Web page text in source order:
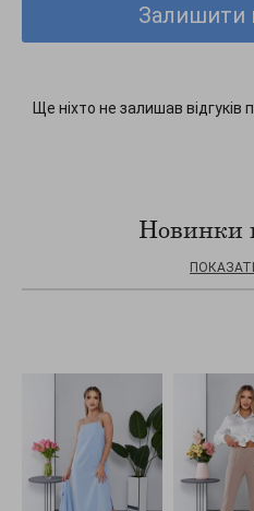
Залишити
Ще ніхто не залишав відгуків
Новинки